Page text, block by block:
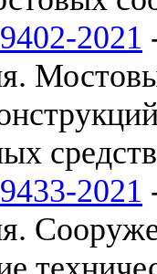
2021
средств
2021